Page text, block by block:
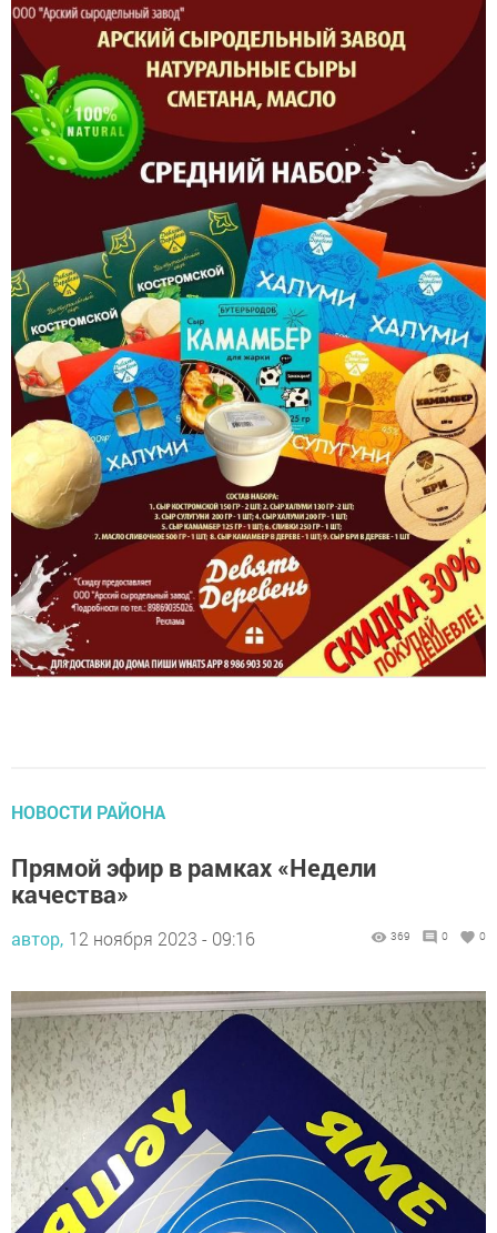
НОВОСТИ РАЙОНА
Прямой эфир в рамках «Недели
качества»